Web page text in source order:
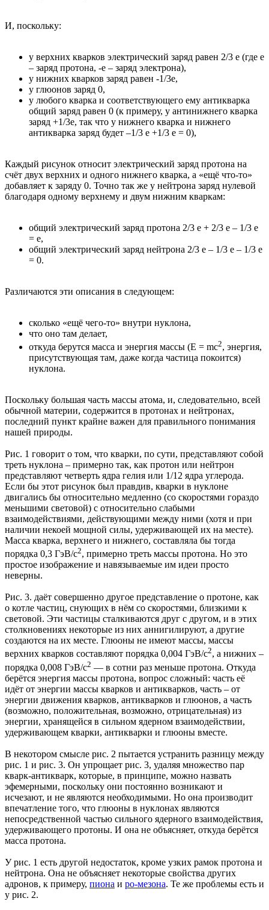
И, поскольку:
у верхних кварков электрический заряд равен 2/3 e (где e
– заряд протона, -e – заряд электрона),
у нижних кварков заряд равен -1/3e,
у глюонов заряд 0,
у любого кварка и соответствующего ему антикварка
общий заряд равен 0 (к примеру, у антинижнего кварка
заряд +1/3e, так что у нижнего кварка и нижнего
антикварка заряд будет –1/3 e +1/3 e = 0),
Каждый рисунок относит электрический заряд протона на
счёт двух верхних и одного нижнего кварка, а «ещё что-то»
добавляет к заряду 0. Точно так же у нейтрона заряд нулевой
благодаря одному верхнему и двум нижним кваркам:
общий электрический заряд протона 2/3 e + 2/3 e – 1/3 e
= e,
общий электрический заряд нейтрона 2/3 e – 1/3 e – 1/3 e
= 0.
Различаются эти описания в следующем:
сколько «ещё чего-то» внутри нуклона,
что оно там делает,
откуда берутся масса и энергия массы (E = mc2, энергия,
присутствующая там, даже когда частица покоится)
нуклона.
Поскольку большая часть массы атома, и, следовательно, всей
обычной материи, содержится в протонах и нейтронах,
последний пункт крайне важен для правильного понимания
нашей природы.
Рис. 1 говорит о том, что кварки, по сути, представляют собой
треть нуклона – примерно так, как протон или нейтрон
представляют четверть ядра гелия или 1/12 ядра углерода.
Если бы этот рисунок был правдив, кварки в нуклоне
двигались бы относительно медленно (со скоростями гораздо
меньшими световой) с относительно слабыми
взаимодействиями, действующими между ними (хотя и при
наличии некоей мощной силы, удерживающей их на месте).
Масса кварка, верхнего и нижнего, составляла бы тогда
порядка 0,3 ГэВ/с2, примерно треть массы протона. Но это
простое изображение и навязываемые им идеи просто
неверны.
Рис. 3. даёт совершенно другое представление о протоне, как
о котле частиц, снующих в нём со скоростями, близкими к
световой. Эти частицы сталкиваются друг с другом, и в этих
столкновениях некоторые из них аннигилируют, а другие
создаются на их месте. Глюоны не имеют массы, массы
верхних кварков составляют порядка 0,004 ГэВ/с2, а нижних –
порядка 0,008 ГэВ/с2 — в сотни раз меньше протона. Откуда
берётся энергия массы протона, вопрос сложный: часть её
идёт от энергии массы кварков и антикварков, часть – от
энергии движения кварков, антикварков и глюонов, а часть
(возможно, положительная, возможно, отрицательная) из
энергии, хранящейся в сильном ядерном взаимодействии,
удерживающем кварки, антикварки и глюоны вместе.
В некотором смысле рис. 2 пытается устранить разницу между
рис. 1 и рис. 3. Он упрощает рис. 3, удаляя множество пар
кварк-антикварк, которые, в принципе, можно назвать
эфемерными, поскольку они постоянно возникают и
исчезают, и не являются необходимыми. Но она производит
впечатление того, что глюоны в нуклонах являются
непосредственной частью сильного ядерного взаимодействия,
удерживающего протоны. И она не объясняет, откуда берётся
масса протона.
У рис. 1 есть другой недостаток, кроме узких рамок протона и
нейтрона. Она не объясняет некоторые свойства других
адронов, к примеру, пиона и ро-мезона. Те же проблемы есть и
у рис. 2.